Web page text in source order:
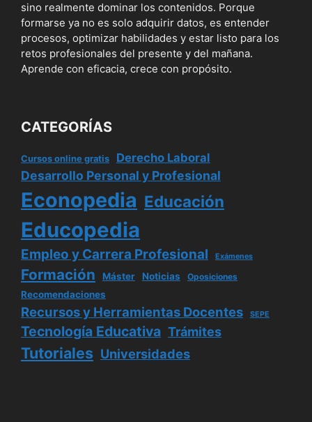
sino realmente dominar los contenidos. Porque
formarse ya no es solo adquirir datos, es entender
procesos, optimizar habilidades y estar listo para los
retos profesionales del presente y del mañana.
Aprende con eficacia, crece con propósito.
CATEGORÍAS
Cursos online gratis Derecho Laboral
Desarrollo Personal y Profesional
Econopedia Educación
Educopedia
Empleo y Carrera Profesional Exámenes
Formación Máster Noticias Oposiciones
Recomendaciones
Recursos y Herramientas Docentes SEPE
Tecnología Educativa Trámites
Tutoriales Universidades